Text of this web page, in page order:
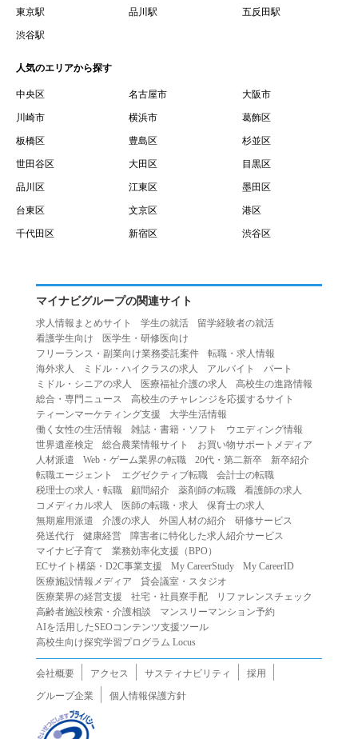
「賃貸借契約」と言います）の開始日のことで、利用者の
賃借権が発生する日を意味します。
するために、選んだ物件を保留することを意味します。
１１.「予約情報」とは、物件を予約するために必要な当社
所定の情報を意味します。物件情報や期間、オプション等
１２.「キャンセル」とは、賃貸借契約締結後から契約期間
開始日前までに、利用者が賃貸借契約を解除することを意
味します。
１３.「中途解約」とは、賃貸借契約期間の途中で、利用者
１.利用者は、本サービスを利用する上で次の各号に定める
とします。
（１）重複、虚偽の情報、または自己以外の情報を登録す
る行為
（２）第三者になりすまして本サービスを利用する行為
（３）当社または第三者の著作権等の知的財産権、プライ
バシー、その他の権利を侵害する行為
（４）当社または第三者を誹謗中傷する行為
（５）当社または第三者に不利益を与える行為
（６）営利を目的とした行為
（７）政治・選挙・宗教活動またはそれらに類する行為
（８）本サービスの運営を妨害する行為
（９）法令違反、犯罪行為、または公序良俗に反する行為
（１０）暴力的な要求行為、または法的な責任を超えた不
当な要求行為
（１１）その他当社が不適切であると判断する行為
２.当社は、前項の定めに該当する行為を行った利用者に対
の提供を停止または中断することができるものとします。
第５条（免責）
１.当社は、本サービスの利用（これらに伴う当社または第
三者の情報提供行為等を含みます）により、利用者に生じ
東京駅 品川駅 五反田駅
渋谷駅
人気のエリアから探す
中央区 名古屋市 大阪市
川崎市 横浜市 葛飾区
板橋区 豊島区 杉並区
世田谷区 大田区 目黒区
品川区 江東区 墨田区
台東区 文京区 港区
千代田区 新宿区 渋谷区
マイナビグループの関連サイト
求人情報まとめサイト 学生の就活
留学経験者の就活
看護学生向け
医学生・研修医向け
フリーランス・副業向け業務委託案件
転職・求人情報
海外求人
ミドル・ハイクラスの求人 アルバイト
パート
ミドル・シニアの求人
医療福祉介護の求人
高校生の進路情報
総合・専門ニュース
高校生のチャレンジを応援するサイト
ティーンマーケティング支援
大学生活情報
働く女性の生活情報
雑誌・書籍・ソフト
ウエディング情報
世界遺産検定
総合農業情報サイト
お買い物サポートメディア
人材派遣
Web・ゲーム業界の転職 20代・第二新卒
新卒紹介
転職エージェント
エグゼクティブ転職
会計士の転職
税理士の求人・転職
顧問紹介 薬剤師の転職
看護師の求人
コメディカル求人
医師の転職・求人
保育士の求人
無期雇用派遣
介護の求人 外国人材の紹介
研修サービス
発送代行
健康経営
障害者に特化した求人紹介サービス
マイナビ子育て
業務効率化支援（BPO）
ECサイト構築・D2C事業支援
My CareerStudy
My CareerID
医療施設情報メディア
貸会議室・スタジオ
医療業界の経営支援
社宅・社員寮手配
リファレンスチェック
高齢者施設検索・介護相談
マンスリーマンション予約
AIを活用したSEOコンテンツ支援ツール
高校生向け探究学習プログラム Locus
会社概要 アクセス サスティナビリティ
採用
グループ企業
個人情報保護方針